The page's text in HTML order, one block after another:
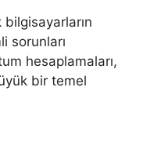
sorunları
hesaplamaları,
bir temel